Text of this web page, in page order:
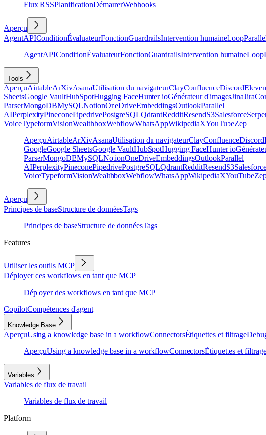
Flux RSSPlanificationDémarrerWebhooks
Aperçu
AgentAPIConditionÉvaluateurFonctionGuardrailsIntervention humaineLoopParallel
AgentAPIConditionÉvaluateurFonctionGuardrailsIntervention humaineLoop
Tools
AperçuAirtableArXivAsanaUtilisation du navigateurClayConfluenceDiscord
SheetsGoogle VaultHubSpotHugging FaceHunter ioGénérateur d'imagesJinaJira
ParserMongoDBMySQLNotionOneDriveEmbeddingsOutlookParallel
AIPerplexityPineconePipedrivePostgreSQLQdrantRedditResendS3Salesforce
VoiceTypeformVisionWealthboxWebflowWhatsAppWikipediaXYouTubeZep
AperçuAirtableArXivAsanaUtilisation du navigateurClayConfluenceDiscord
GoogleGoogle SheetsGoogle VaultHubSpotHugging FaceHunter io
ParserMongoDBMySQLNotionOneDriveEmbeddingsOutlookParallel
AIPerplexityPineconePipedrivePostgreSQLQdrantRedditResendS3Salesforce
VoiceTypeformVisionWealthboxWebflowWhatsAppWikipediaXYouTubeZep
Aperçu
Principes de baseStructure de donnéesTags
Principes de baseStructure de donnéesTags
Features
Utiliser les outils MCP
Déployer des workflows en tant que MCP
Déployer des workflows en tant que MCP
CopilotCompétences d'agent
Knowledge Base
AperçuUsing a knowledge base in a workflowConnectorsÉtiquettes et filtrage
AperçuUsing a knowledge base in a workflowConnectorsÉtiquettes et filtrage
Variables
Variables de flux de travail
Variables de flux de travail
Platform